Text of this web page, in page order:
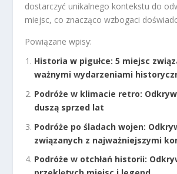
dostarczyć unikalnego kontekstu do
miejsc, co znacząco wzbogaci
Powiązane wpisy:
Historia w pigułce: 5 miejsc
ważnymi wydarzeniami
Podróże w klimacie retro:
duszą sprzed lat
Podróże po śladach wojen:
związanych z najważniejszymi
Podróże w otchłań historii: